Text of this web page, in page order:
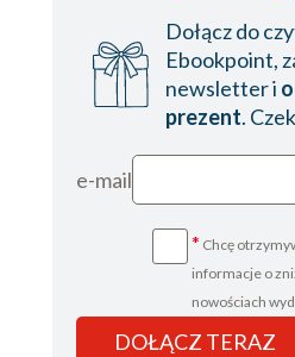
Dołącz do
Ebookpoint,
newsletter i
prezent.
e-mail
* Chcę
informacje o
nowościach
DOŁĄCZ TERAZ